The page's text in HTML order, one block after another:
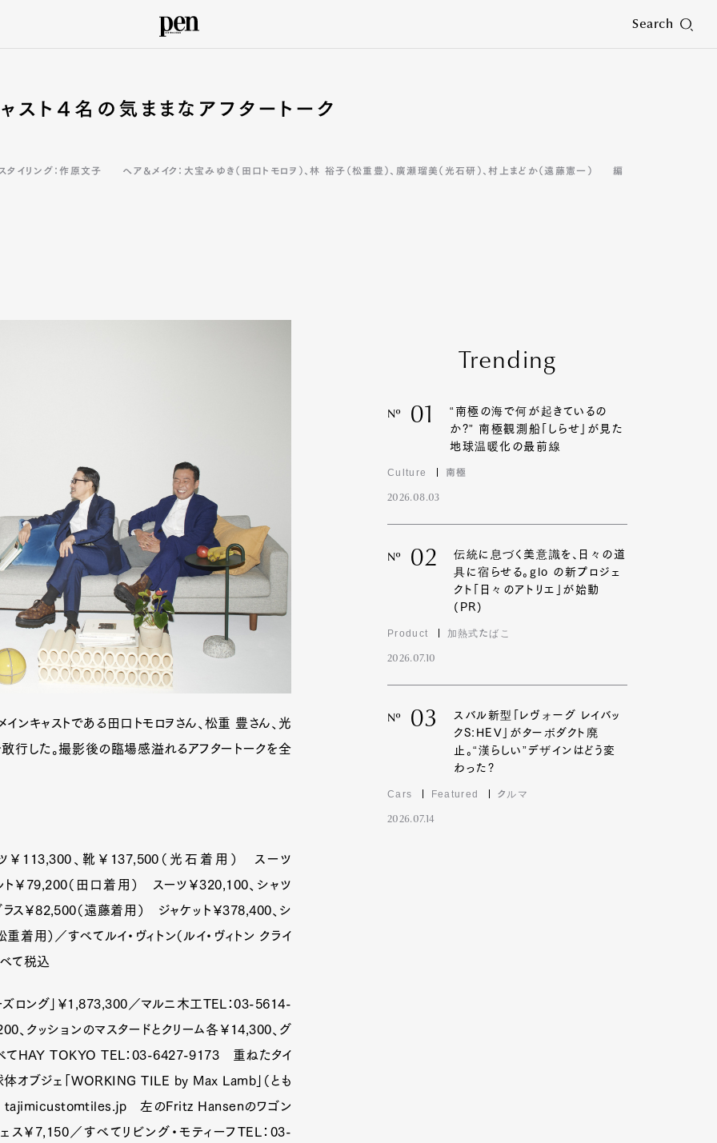
Search
スト４名の気ままなアフタートーク
タイリング：作原文子 ヘア&メイク：大宝みゆき（田口トモロヲ）、林 裕子（松重豊）、廣瀬瑠美（光石研）、村上まどか（遠藤憲一） 編
インキャストである田口トモロヲさん、松重 豊さん、光
行した。撮影後の臨場感溢れるアフタートークを全
￥113,300、靴￥137,500（光石着用） スーツ
￥79,200（田口着用） スーツ￥320,100、シャツ
ス￥82,500（遠藤着用） ジャケット￥378,400、シ
用）／すべてルイ・ヴィトン（ルイ・ヴィトン クライ
て税込
ズロング」￥1,873,300／マルニ木工TEL：03-5614-
クッションのマスタードとクリーム各￥14,300、グ
べてHAY TOKYO TEL：03-6427-9173 重ねたタイ
オブジェ「WORKING TILE by Max Lamb」（とも
tajimicustomtiles.jp 左のFritz Hansenのワゴン
ス￥7,150／すべてリビング・モティーフTEL：03-
Trending
Nº 01
“南極の海で何が起きているの
か?” 南極観測船「しらせ」が見た
地球温暖化の最前線
Culture 南極
2026.08.03
Nº 02
伝統に息づく美意識を、日々の道
具に宿らせる。glo の新プロジェ
クト「日々のアトリエ」が始動
(PR)
Product 加熱式たばこ
2026.07.10
Nº 03
スバル新型「レヴォーグ レイバッ
クS:HEV」がターボダクト廃
止。“漢らしい”デザインはどう変
わった?
Cars Featured クルマ
2026.07.14